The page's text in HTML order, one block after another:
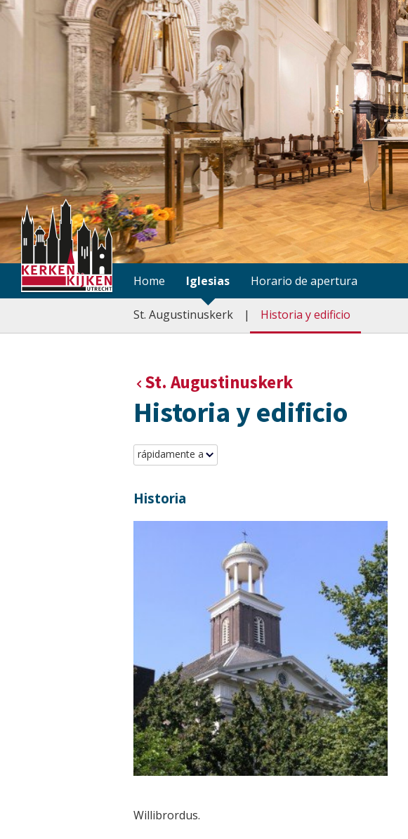
Home Iglesias
St. Augustinuskerk Historia y edificio
Horario de apertura
St. Augustinuskerk
Historia y edificio
rápidamente a
Historia
Willibrordus.